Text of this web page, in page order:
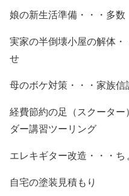
娘の新生活準備・・・多数
実家の半倒壊小屋の解体
せ
母のボケ対策・・・家族信
経費節約の足（スクータ
ダー講習ツーリング
エレキギター改造・・・
自宅の塗装見積もり